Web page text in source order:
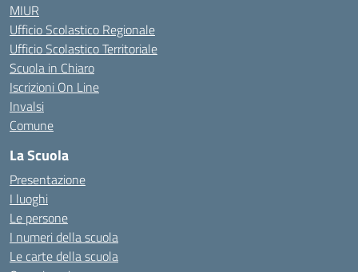
MIUR
Ufficio Scolastico Regionale
Ufficio Scolastico Territoriale
Scuola in Chiaro
Iscrizioni On Line
Invalsi
Comune
La Scuola
Presentazione
I luoghi
Le persone
I numeri della scuola
Le carte della scuola